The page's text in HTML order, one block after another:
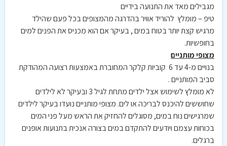
מגבילים מאד את התנועה בידיים
טיפ – מומלץ להוריד אוויר בהדרגה מהמצופים בכל פעם שהילד
מרגיש קצת יותר בטוח במים , בעיקר אם הוא מכניס את הפנים למים
בחופשיות.
מצופי מותניים
בנויים מ-4 עד 6 קוביות קלקר המחוברת באמצעות רצועה המהודקת
סביב המותניים .
לא מומלץ לשימוש אצל ילדים מתחת לגיל 3 ובעיקר לא לילדים
שחוששים להיכנס לבריכה או לים. מצופי מותניים נועדו בעיקר לילדים
שמרגישים נוח במים, מסוגלים להחזיק את הראש מעל פני המים
בכוחות עצמם ויודעים להתקדם במים בצורה אנכית בתנועות אופנים
ברגלים.